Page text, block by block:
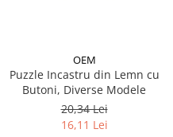
OEM
Puzzle Incastru din Lemn cu
Butoni, Diverse Modele
20,34 Lei
16,11 Lei